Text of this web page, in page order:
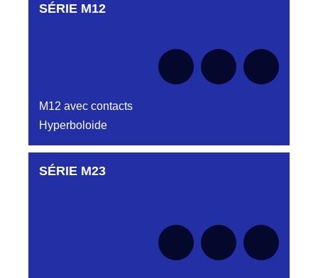
Aucune pièce disponible pour cette série pour
SÉRIE M12
M12 avec contacts
Hyperboloide
Aucune pièce disponible pour cette série pour
SÉRIE M23